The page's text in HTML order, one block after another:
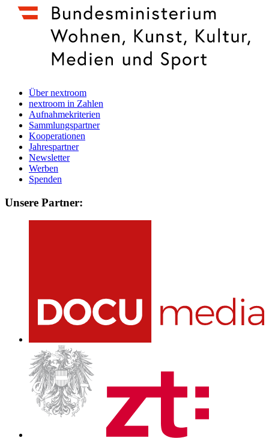
Über nextroom
nextroom in Zahlen
Aufnahmekriterien
Sammlungspartner
Kooperationen
Jahrespartner
Newsletter
Werben
Spenden
Unsere Partner: